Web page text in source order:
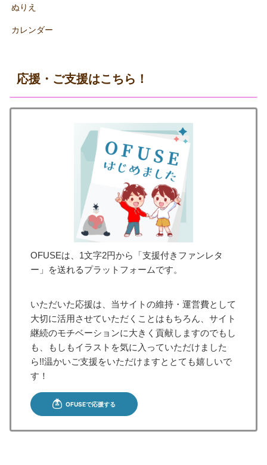
ぬりえ
カレンダー
応援・ご支援はこちら！
OFUSEは、1文字2円から「支援付きファンレタ
ー」を送れるプラットフォームです。
いただいた応援は、当サイトの維持・運営費として
大切に活用させていただくことはもちろん、サイト
継続のモチベーションに大きく貢献しますのでもし
も、もしもイラストを気に入っていただけました
ら!!温かいご支援をいただけますととても嬉しいで
す！